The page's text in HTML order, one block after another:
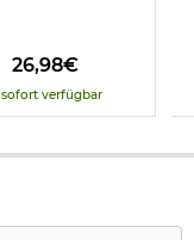
26,98€
sofort verfügbar